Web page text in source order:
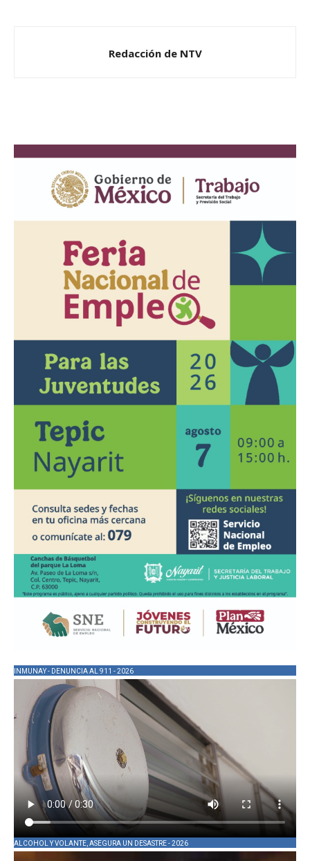
Redacción de NTV
INMUNAY - DENUNCIA AL 911 - 2026
ALCOHOL Y VOLANTE, ASEGURA UN DESASTRE - 2026